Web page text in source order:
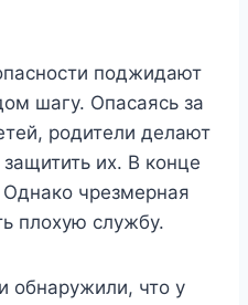
поджидают
шагу. Опасаясь за
родители делают
их. В конце
Однако чрезмерная
плохую службу.
обнаружили, что у